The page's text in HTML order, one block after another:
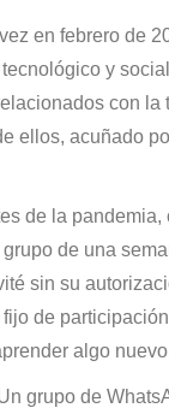
en febrero de
y
con
ellos, acuñado
de la
de una
sin su
de
algo
grupo de